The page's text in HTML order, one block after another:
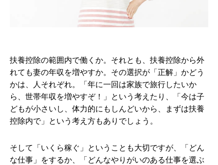
扶養控除の範囲内で働くか。それとも、扶養控除から外
れても妻の年収を増やすか。その選択が「正解」かどう
かは、人それぞれ。「年に一回は家族で旅行したいか
ら、世帯年収を増やすぞ！」という考えたり、「今は子
どもが小さいし、体力的にもしんどいから、まずは扶養
控除内で」という考え方もありでしょう。
そして「いくら稼ぐ」ということも大切ですが、「どん
な仕事」をするか、「どんなやりがいのある仕事を選ぶ